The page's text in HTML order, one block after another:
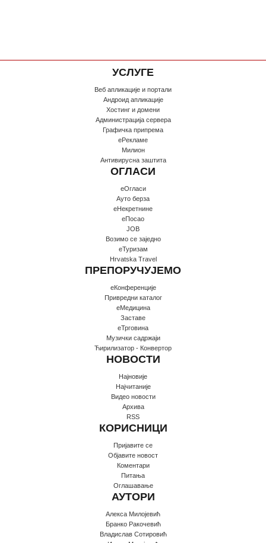
УСЛУГЕ
Веб апликације и портали
Андроид апликације
Хостинг и домени
Администрација сервера
Графичка припрема
еРекламе
Милион
Антивирусна заштита
ОГЛАСИ
еОгласи
Ауто берза
еНекретнине
еПосао
JOB
Возимо се заједно
еТуризам
Hrvatska Travel
ПРЕПОРУЧУЈЕМО
еКонференције
Привредни каталог
еМедицина
Заставе
еТрговина
Музички садржаји
Ћирилизатор - Конвертор
НОВОСТИ
Најновије
Најчитаније
Видео новости
Архива
RSS
КОРИСНИЦИ
Пријавите се
Oбјавите новост
Коментари
Питања
Оглашавање
АУТОРИ
Алекса Милојевић
Бранко Ракочевић
Владислав Сотировић